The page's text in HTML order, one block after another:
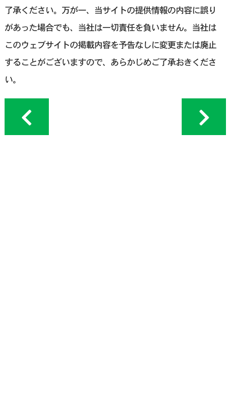
了承ください。万が一、当サイトの提供情報の内容に誤り
があった場合でも、当社は一切責任を負いません。当社は
このウェブサイトの掲載内容を予告なしに変更または廃止
することがございますので、あらかじめご了承おきくださ
い。